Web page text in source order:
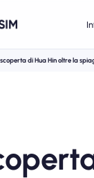
di Hua Hin oltre la